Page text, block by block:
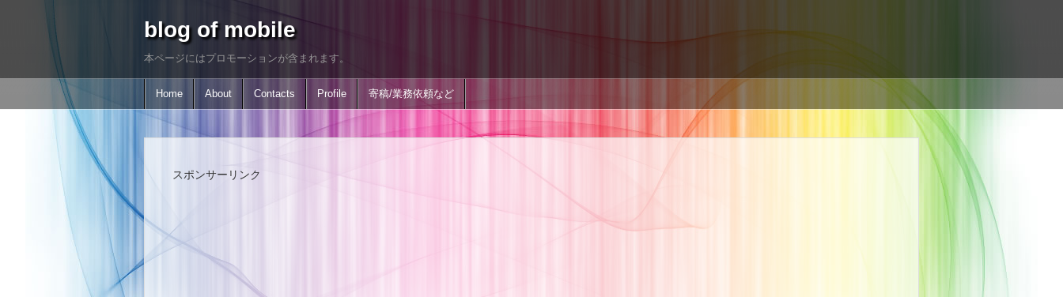
blog of mobile
本ページにはプロモーションが含まれます。
Home About Contacts Profile 寄稿/業務依頼など
スポンサーリンク